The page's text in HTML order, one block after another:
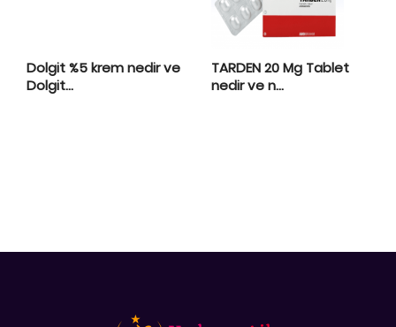
Dolgit %5 krem nedir ve
Dolgit...
TARDEN 20 Mg Tablet
nedir ve n...